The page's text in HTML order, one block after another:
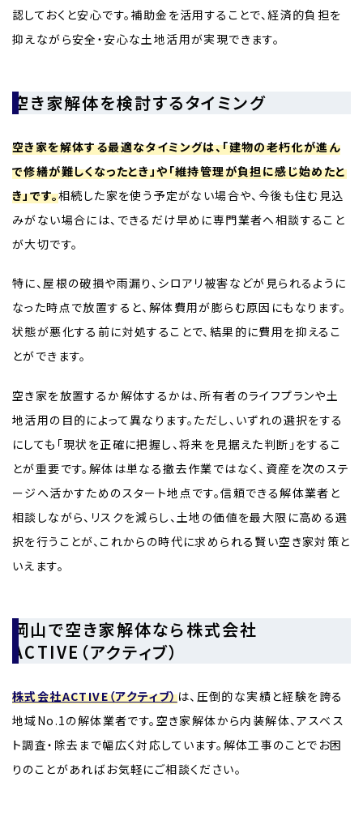
認しておくと安心です。補助金を活用することで、経済的負担を
抑えながら安全・安心な土地活用が実現できます。
空き家解体を検討するタイミング
空き家を解体する最適なタイミングは、「建物の老朽化が進ん
で修繕が難しくなったとき」や「維持管理が負担に感じ始めたと
き」です。相続した家を使う予定がない場合や、今後も住む見込
みがない場合には、できるだけ早めに専門業者へ相談すること
が大切です。
特に、屋根の破損や雨漏り、シロアリ被害などが見られるように
なった時点で放置すると、解体費用が膨らむ原因にもなります。
状態が悪化する前に対処することで、結果的に費用を抑えるこ
とができます。
空き家を放置するか解体するかは、所有者のライフプランや土
地活用の目的によって異なります。ただし、いずれの選択をする
にしても「現状を正確に把握し、将来を見据えた判断」をするこ
とが重要です。解体は単なる撤去作業ではなく、資産を次のステ
ージへ活かすためのスタート地点です。信頼できる解体業者と
相談しながら、リスクを減らし、土地の価値を最大限に高める選
択を行うことが、これからの時代に求められる賢い空き家対策と
いえます。
岡山で空き家解体なら株式会社
ACTIVE（アクティブ）
株式会社ACTIVE（アクティブ）は、圧倒的な実績と経験を誇る
地域No.1の解体業者です。空き家解体から内装解体、アスベス
ト調査・除去まで幅広く対応しています。解体工事のことでお困
りのことがあればお気軽にご相談ください。